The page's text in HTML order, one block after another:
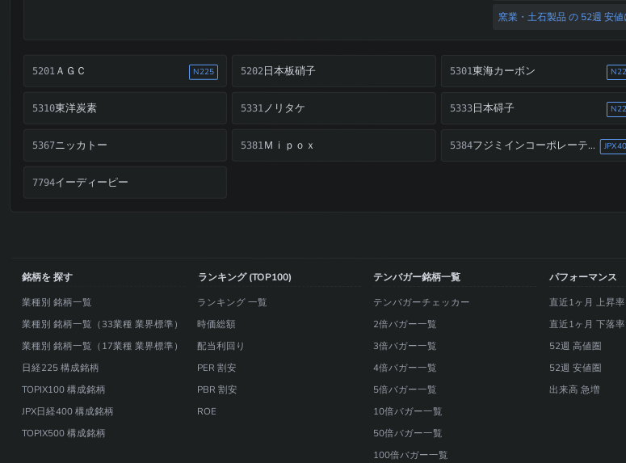
窯業・土石製品 の 52週 安
5201ＡＧＣ N225 5202日本板硝子 5301東海カーボン
5310東洋炭素 5331ノリタケ 5333日本碍子
5367ニッカトー 5381Ｍｉｐｏｘ 5384 フジミインコーポレーテッド
7794イーディーピー
銘柄を 探す
業種別 銘柄一覧
業種別 銘柄一覧（33業種 業界標準）
業種別 銘柄一覧（17業種 業界標準）
日経225 構成銘柄
TOPIX100 構成銘柄
JPX日経400 構成銘柄
TOPIX500 構成銘柄
ランキング (TOP100)
ランキング 一覧
時価総額
配当利回り
PER 割安
PBR 割安
ROE
テンバガー銘柄一覧
テンバガーチェッカー
2倍バガー一覧
3倍バガー一覧
4倍バガー一覧
5倍バガー一覧
10倍バガー一覧
50倍バガー一覧
100倍バガー一覧
パフォーマンス
直近1ヶ月 上昇率
直近1ヶ月 下落率
52週 高値圏
52週 安値圏
出来高 急増